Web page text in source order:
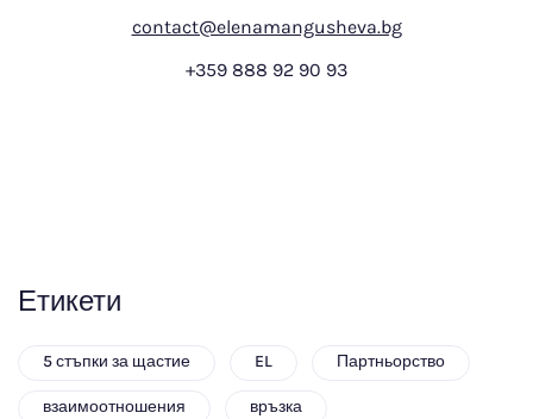
contact@elenamangusheva.bg
+359 888 92 90 93
Етикети
5 стъпки за щастие EL Партньорство
взаимоотношения връзка